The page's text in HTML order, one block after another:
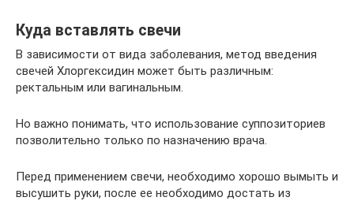
Куда вставлять свечи
В зависимости от вида заболевания, метод введения
свечей Хлоргексидин может быть различным:
ректальным или вагинальным.
Но важно понимать, что использование суппозиториев
позволительно только по назначению врача.
Перед применением свечи, необходимо хорошо вымыть и
высушить руки, после ее необходимо достать из